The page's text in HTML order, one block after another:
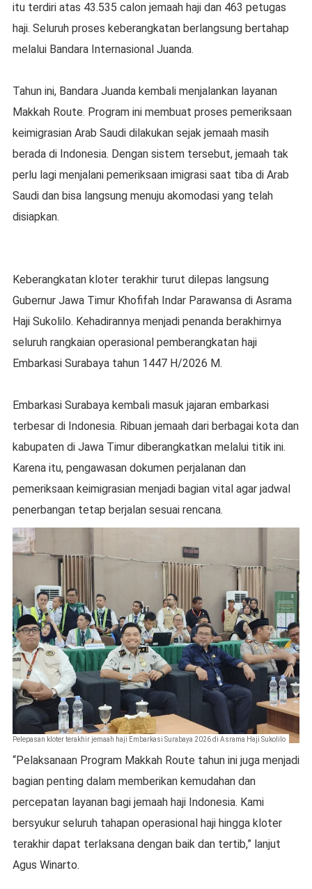
itu terdiri atas 43.535 calon jemaah haji dan 463 petugas
haji. Seluruh proses keberangkatan berlangsung bertahap
melalui Bandara Internasional Juanda.
Tahun ini, Bandara Juanda kembali menjalankan layanan
Makkah Route. Program ini membuat proses pemeriksaan
keimigrasian Arab Saudi dilakukan sejak jemaah masih
berada di Indonesia. Dengan sistem tersebut, jemaah tak
perlu lagi menjalani pemeriksaan imigrasi saat tiba di Arab
Saudi dan bisa langsung menuju akomodasi yang telah
disiapkan.
Keberangkatan kloter terakhir turut dilepas langsung
Gubernur Jawa Timur Khofifah Indar Parawansa di Asrama
Haji Sukolilo. Kehadirannya menjadi penanda berakhirnya
seluruh rangkaian operasional pemberangkatan haji
Embarkasi Surabaya tahun 1447 H/2026 M.
Embarkasi Surabaya kembali masuk jajaran embarkasi
terbesar di Indonesia. Ribuan jemaah dari berbagai kota dan
kabupaten di Jawa Timur diberangkatkan melalui titik ini.
Karena itu, pengawasan dokumen perjalanan dan
pemeriksaan keimigrasian menjadi bagian vital agar jadwal
penerbangan tetap berjalan sesuai rencana.
Pelepasan kloter terakhir jemaah haji Embarkasi Surabaya 2026 di Asrama Haji Sukolilo
“Pelaksanaan Program Makkah Route tahun ini juga menjadi
bagian penting dalam memberikan kemudahan dan
percepatan layanan bagi jemaah haji Indonesia. Kami
bersyukur seluruh tahapan operasional haji hingga kloter
terakhir dapat terlaksana dengan baik dan tertib,” lanjut
Agus Winarto.